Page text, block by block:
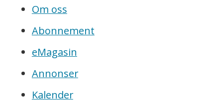
Om oss
Abonnement
eMagasin
Annonser
Kalender